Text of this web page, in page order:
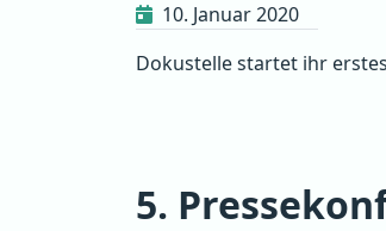
10. Januar 2020
Dokustelle startet ihr
5.